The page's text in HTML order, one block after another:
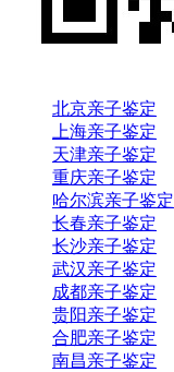
北京亲子鉴定
上海亲子鉴定
天津亲子鉴定
重庆亲子鉴定
哈尔滨亲子鉴定
长春亲子鉴定
长沙亲子鉴定
武汉亲子鉴定
成都亲子鉴定
贵阳亲子鉴定
合肥亲子鉴定
南昌亲子鉴定